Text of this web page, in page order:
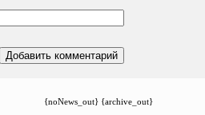
{noNews_out} {archive_out}